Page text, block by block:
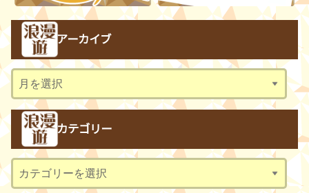
アーカイブ
ア
ー
カ
ブ
カテゴリー
カ
テ